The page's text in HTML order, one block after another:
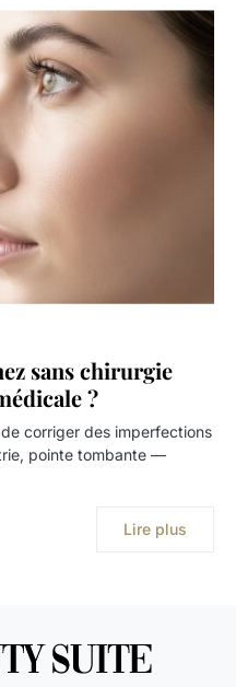
sans chirurgie
?
corriger des imperfections
pointe tombante —
Lire plus